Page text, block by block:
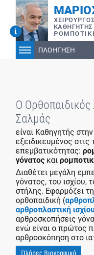
ΚΑΘΗΓΗΤΗΣ
ΠΛΟΗΓΗΣΗ
Ο
Σαλμάς
είναι Καθηγητής
εξειδικευμένος στις
επεμβατικότητας:
γόνατος και
Διαθέτει μεγάλη
γόνατος, του ισχίου,
στήλης. Εφαρμόζει
ορθοπαιδική (
αρθροπλαστική
αρθροσκοπήσεις
ενώ είναι ο πρώτος
αρθροσκόπηση στο
Πλήρες Βιογραφικό